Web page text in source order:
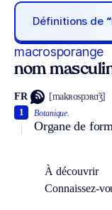
Définitions de
macrosporange
nom
FR [makʀospɔʀɑ̃ʒ]
Botanique.
Organe de
1
À découvrir
Connaissez-